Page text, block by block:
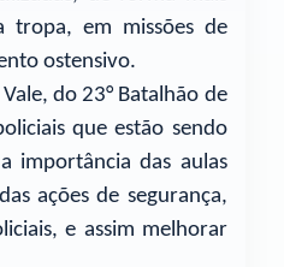
em missões de
ostensivo.
do 23° Batalhão de
que estão sendo
importância das aulas
ações de segurança,
e assim melhorar